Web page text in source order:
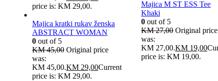
price is: KM 29,00.
Majica kratki rukav ženska
ABSTRACT WOMAN
0out of 5
KM45,00 Original price
was:
KM 45,00.KM29,00Current
price is: KM 29,00.
Majica M ST ESS Tee
Khaki
0out of 5
KM27,00 Original price
was:
KM 27,00.KM19,00
price is: KM 19,00.